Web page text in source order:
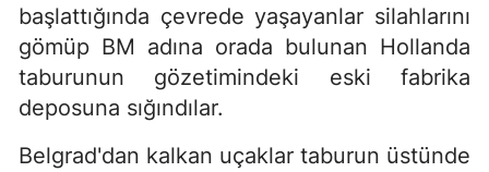
başlattığında çevrede yaşayanlar silahlarını
gömüp BM adına orada bulunan Hollanda
taburunun gözetimindeki eski fabrika
deposuna sığındılar.
Belgrad'dan kalkan uçaklar taburun üstünde